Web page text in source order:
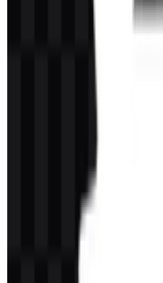
Palet yang sederhana ini
karena menjaga sistem
PNG berwarna hitam
sementara versi SVG
dalam tata letak digital
Pertanyaan
Apa itu Rust?
Rust adalah bahasa
dirancang untuk
konkurensi tanpa garbage
sistem backend,
infrastruktur, dan